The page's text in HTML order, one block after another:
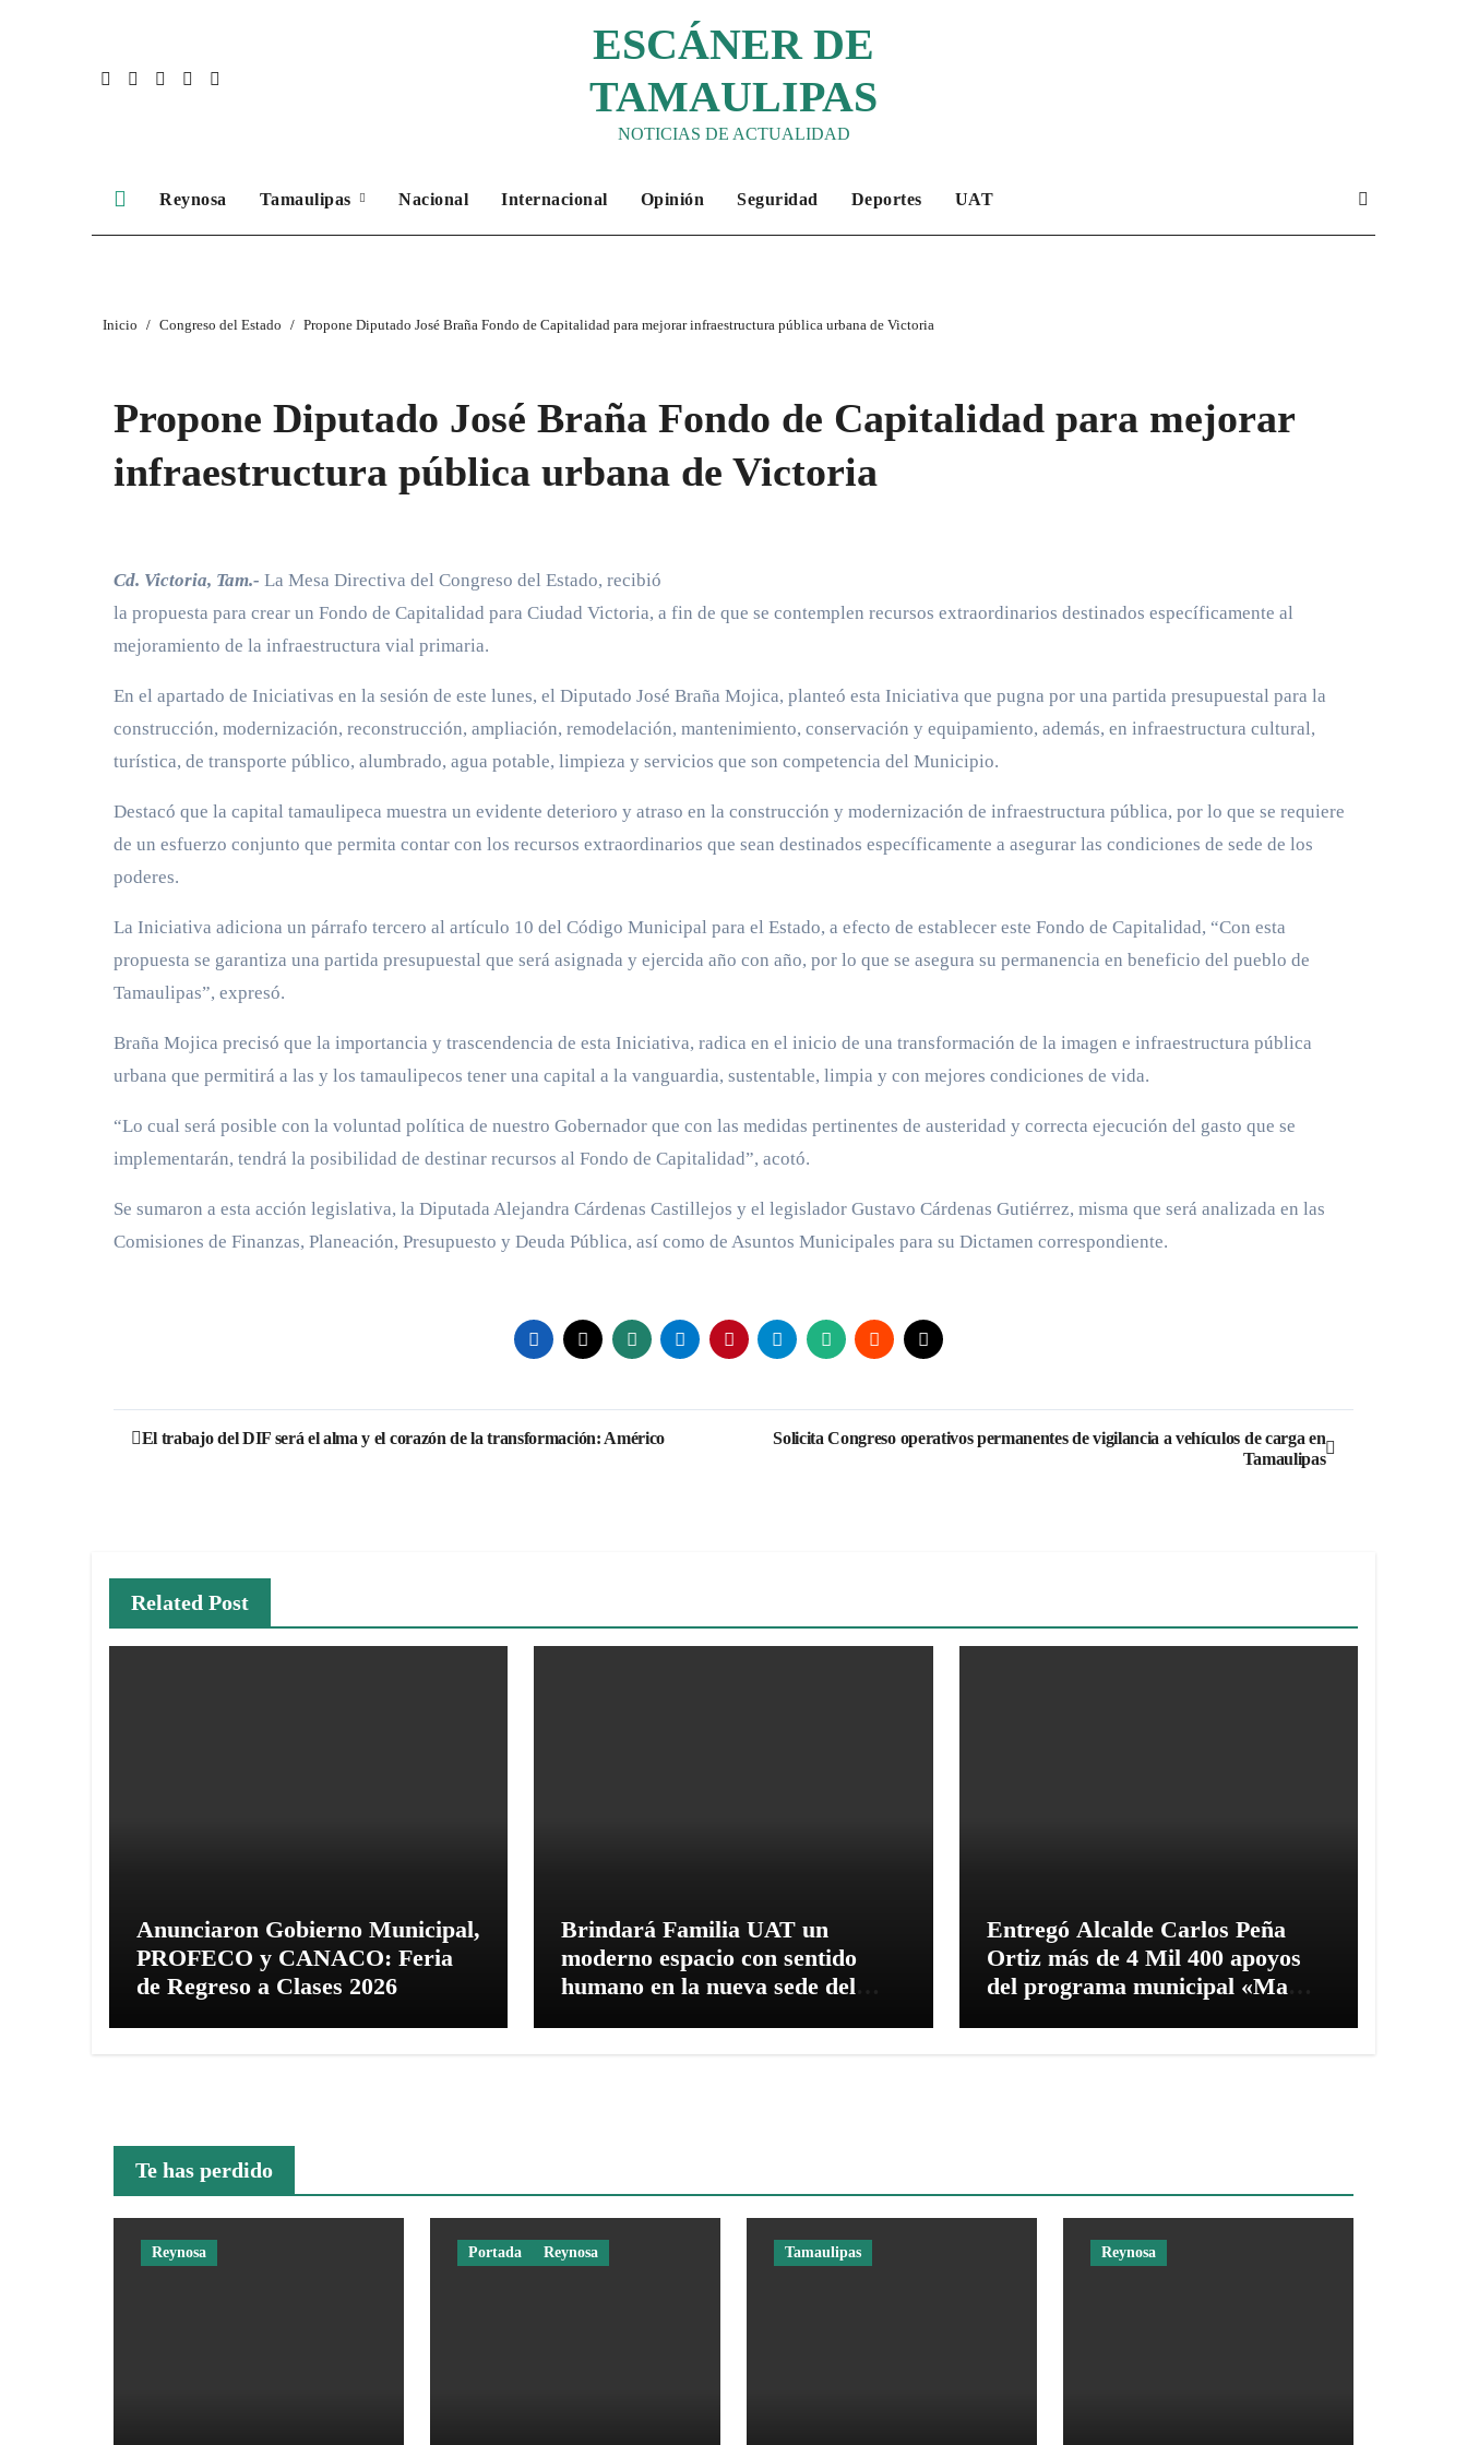
ESCÁNER DE
TAMAULIPAS
NOTICIAS DE ACTUALIDAD
Reynosa Tamaulipas Nacional Internacional Opinión Seguridad Deportes UAT
Inicio Congreso del Estado Propone Diputado José Braña Fondo de Capitalidad para mejorar infraestructura pública urbana de Victoria
Propone Diputado José Braña Fondo de Capitalidad para mejorar
infraestructura pública urbana de Victoria
Cd. Victoria, Tam.- La Mesa Directiva del Congreso del Estado, recibió
la propuesta para crear un Fondo de Capitalidad para Ciudad Victoria, a fin de que se contemplen recursos extraordinarios destinados específicamente al
mejoramiento de la infraestructura vial primaria.
En el apartado de Iniciativas en la sesión de este lunes, el Diputado José Braña Mojica, planteó esta Iniciativa que pugna por una partida presupuestal para la
construcción, modernización, reconstrucción, ampliación, remodelación, mantenimiento, conservación y equipamiento, además, en infraestructura cultural,
turística, de transporte público, alumbrado, agua potable, limpieza y servicios que son competencia del Municipio.
Destacó que la capital tamaulipeca muestra un evidente deterioro y atraso en la construcción y modernización de infraestructura pública, por lo que se requiere
de un esfuerzo conjunto que permita contar con los recursos extraordinarios que sean destinados específicamente a asegurar las condiciones de sede de los
poderes.
La Iniciativa adiciona un párrafo tercero al artículo 10 del Código Municipal para el Estado, a efecto de establecer este Fondo de Capitalidad, “Con esta
propuesta se garantiza una partida presupuestal que será asignada y ejercida año con año, por lo que se asegura su permanencia en beneficio del pueblo de
Tamaulipas”, expresó.
Braña Mojica precisó que la importancia y trascendencia de esta Iniciativa, radica en el inicio de una transformación de la imagen e infraestructura pública
urbana que permitirá a las y los tamaulipecos tener una capital a la vanguardia, sustentable, limpia y con mejores condiciones de vida.
“Lo cual será posible con la voluntad política de nuestro Gobernador que con las medidas pertinentes de austeridad y correcta ejecución del gasto que se
implementarán, tendrá la posibilidad de destinar recursos al Fondo de Capitalidad”, acotó.
Se sumaron a esta acción legislativa, la Diputada Alejandra Cárdenas Castillejos y el legislador Gustavo Cárdenas Gutiérrez, misma que será analizada en las
Comisiones de Finanzas, Planeación, Presupuesto y Deuda Pública, así como de Asuntos Municipales para su Dictamen correspondiente.
Navegación
El trabajo del DIF será el alma y el corazón de la transformación: Américo
Solicita Congreso operativos permanentes de vigilancia a vehículos de carga en
Tamaulipas
Related Post
Anunciaron Gobierno Municipal,
PROFECO y CANACO: Feria
de Regreso a Clases 2026
Brindará Familia UAT un
moderno espacio con sentido
humano en la nueva sede del
Entregó Alcalde Carlos Peña
Ortiz más de 4 Mil 400 apoyos
del programa municipal «Mamá
Te has perdido
Reynosa Portada Reynosa Tamaulipas Reynosa